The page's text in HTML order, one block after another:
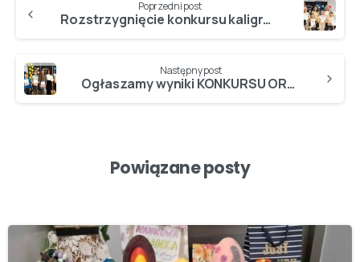
Poprzedni post
Rozstrzygnięcie konkursu kaligraficznego dla klas II i III…
Następny post
Ogłaszamy wyniki KONKURSU ORTOGRAFICZNEGO dla klas IV-VIII 2025…
Powiązane posty